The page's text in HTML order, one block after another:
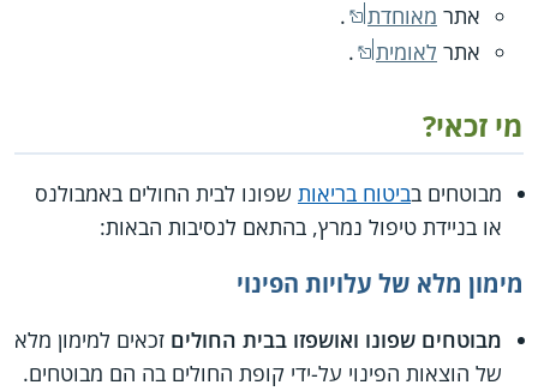
אתר מאוחדת
.
אתר לאומית .
מי זכאי?
מבוטחים בביטוח בריאות שפונו לבית החולים באמבולנס
או בניידת טיפול נמרץ, בהתאם לנסיבות הבאות:
מימון מלא של עלויות הפינוי
מבוטחים שפונו ואושפזו בבית החולים זכאים למימון מלא
של הוצאות הפינוי על-ידי קופת החולים בה הם מבוטחים.